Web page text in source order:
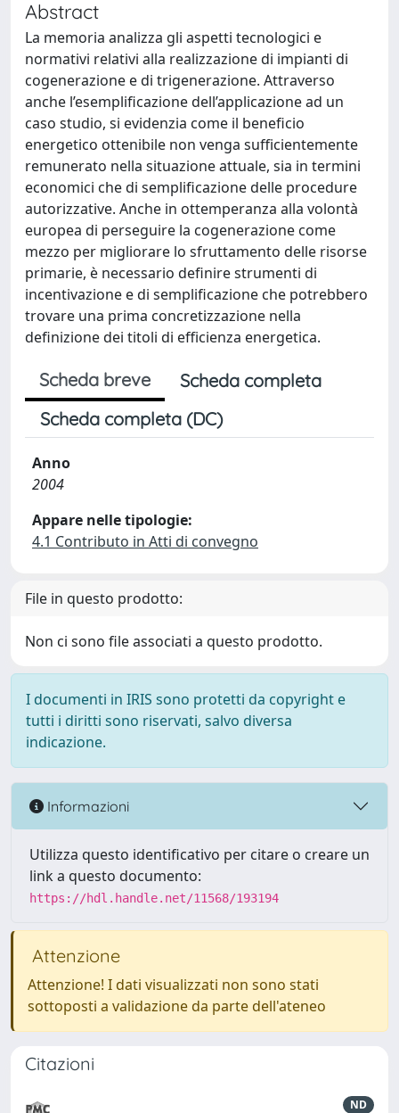
Abstract
La memoria analizza gli aspetti tecnologici e
normativi relativi alla realizzazione di impianti di
cogenerazione e di trigenerazione. Attraverso
anche l’esemplificazione dell’applicazione ad un
caso studio, si evidenzia come il beneficio
energetico ottenibile non venga sufficientemente
remunerato nella situazione attuale, sia in termini
economici che di semplificazione delle procedure
autorizzative. Anche in ottemperanza alla volontà
europea di perseguire la cogenerazione come
mezzo per migliorare lo sfruttamento delle risorse
primarie, è necessario definire strumenti di
incentivazione e di semplificazione che potrebbero
trovare una prima concretizzazione nella
definizione dei titoli di efficienza energetica.
Scheda breve
Scheda completa
Scheda completa (DC)
Anno
2004
Appare nelle tipologie:
4.1 Contributo in Atti di convegno
File in questo prodotto:
Non ci sono file associati a questo prodotto.
I documenti in IRIS sono protetti da copyright e
tutti i diritti sono riservati, salvo diversa
indicazione.
Informazioni
Utilizza questo identificativo per citare o creare un
link a questo documento:
https://hdl.handle.net/11568/193194
Attenzione
Attenzione! I dati visualizzati non sono stati
sottoposti a validazione da parte dell'ateneo
Citazioni
ND